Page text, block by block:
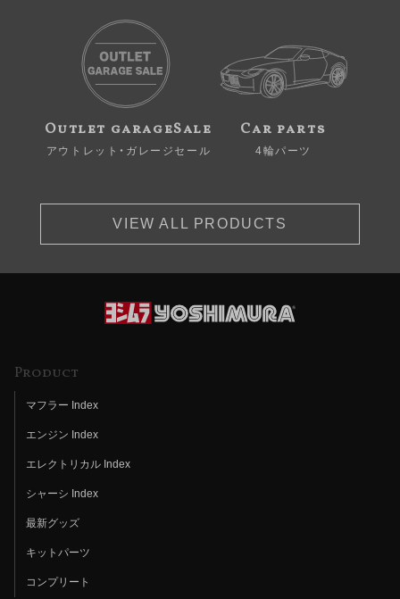
Outlet garageSale
アウトレット・ガレージセール
Car parts
4輪パーツ
VIEW ALL PRODUCTS
Product
マフラー Index
エンジン Index
エレクトリカル Index
シャーシ Index
最新グッズ
キットパーツ
コンプリート